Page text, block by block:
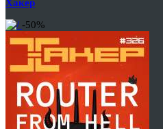
Хакер
-50%